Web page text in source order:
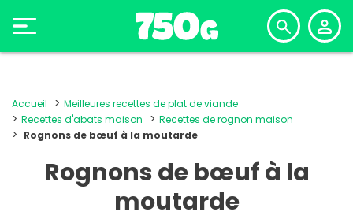
Accueil
Meilleures recettes de plat de viande
Recettes d'abats maison
Recettes de rognon maison
Rognons de bœuf à la moutarde
Rognons de bœuf à la
moutarde